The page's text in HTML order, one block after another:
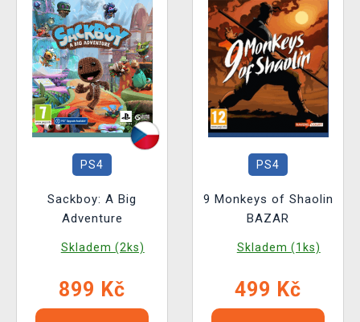
PS4
Sackboy: A Big
Adventure
Skladem (2ks)
899 Kč
PS4
9 Monkeys of Shaolin
BAZAR
Skladem (1ks)
499 Kč